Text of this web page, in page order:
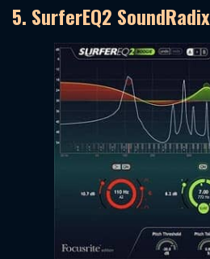
5. SurferEQ2 SoundRadix